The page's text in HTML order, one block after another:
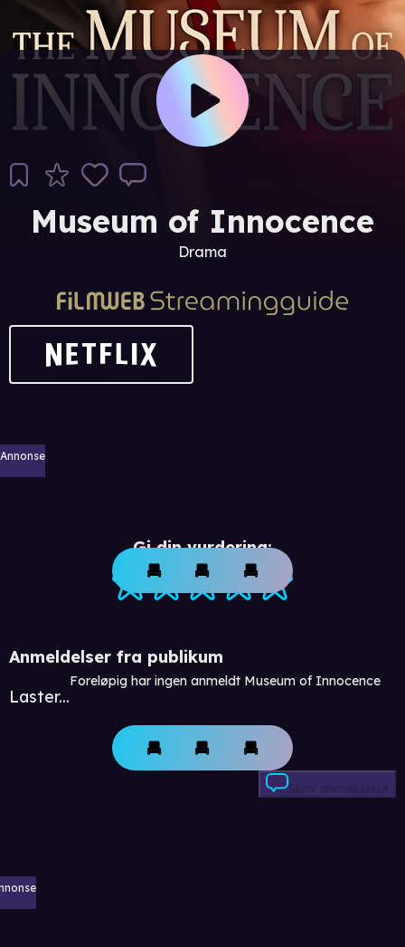
Museum of Innocence
Drama
Annonse
Gi din vurdering:
Anmeldelser fra publikum
Laster...
Foreløpig har ingen anmeldt Museum of Innocence
Skriv anmeldelse